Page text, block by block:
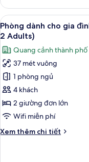
2
Adults)
Phòng,
không
hút
thuốc
Wing,
For
1-
2
Adults)
Xem
tất
cả
ảnh
Phòng
dành
cho
gia
đình,
hút
16
Phòng dành cho gia
2 Adults)
Quang cảnh thành phố
37 mét vuông
1 phòng ngủ
4 khách
2 giường đơn lớn
Wifi miễn phí
Xem thêm chi tiết
Chi